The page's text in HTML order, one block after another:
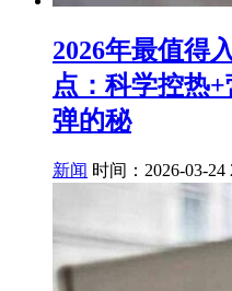
2026年最值得
点：科学控热
弹的秘
新闻 时间：2026-03-24